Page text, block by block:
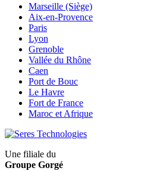
Marseille (Siège)
Aix-en-Provence
Paris
Lyon
Grenoble
Vallée du Rhône
Caen
Port de Bouc
Le Havre
Fort de France
Maroc et Afrique
Une filiale du
Groupe Gorgé